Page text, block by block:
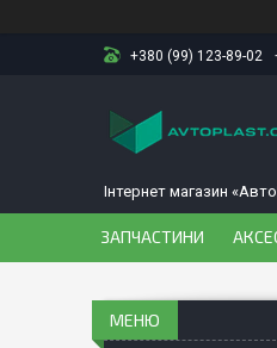
+380 (99) 123-89-02
Інтернет магазин
ЗАПЧАСТИНИ